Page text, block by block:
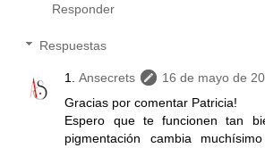
Responder
Respuestas
Ansecrets
16 de mayo de
Gracias por comentar Patricia!
Espero que te funcionen tan
pigmentación cambia